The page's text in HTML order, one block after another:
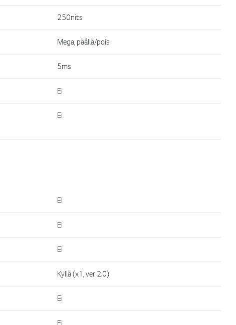
250nits
Mega, päällä/pois
5ms
Ei
Ei
EI
Ei
Ei
Kyllä (x1, ver 2.0)
Ei
Ei